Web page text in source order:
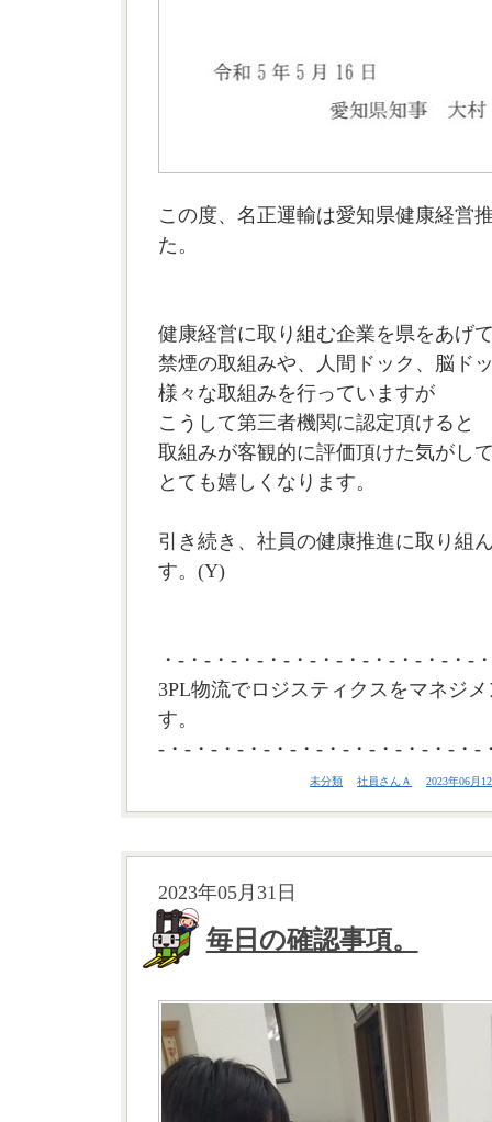
この度、名正運輸は愛知県健康経営
た。
健康経営に取り組む企業を県をあげ
禁煙の取組みや、人間ドック、脳ド
様々な取組みを行っていますが
こうして第三者機関に認定頂けると
取組みが客観的に評価頂けた気がし
とても嬉しくなります。
引き続き、社員の健康推進に取り組
す。(Y)
・-・-・-・-・-・-・-・-・-・-・-・-
3PL物流でロジスティクスをマネジ
す。
-・-・-・-・-・-・-・-・-・-・-・-・-
未分類 社員さんＡ 2023年06月
2023年05月31日
毎日の確認事項。